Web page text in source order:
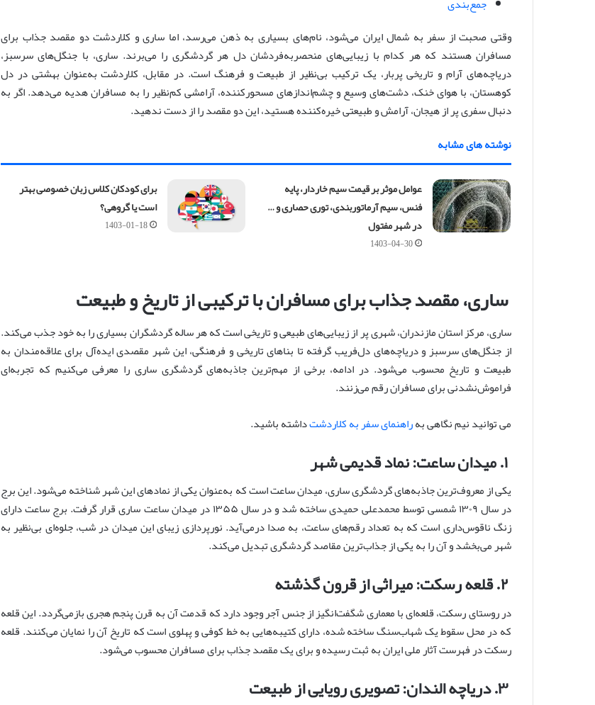
جمع‌بندی
وقتی صحبت از سفر به شمال ایران می‌شود، نام‌های بسیاری به ذهن می‌رسد، اما ساری و کلاردشت دو مقصد جذاب برای
مسافران هستند که هر کدام با زیبایی‌های منحصربه‌فردشان دل هر گردشگری را می‌برند. ساری، با جنگل‌های سرسبز،
دریاچه‌های آرام و تاریخی پربار، یک ترکیب بی‌نظیر از طبیعت و فرهنگ است. در مقابل، کلاردشت به‌عنوان بهشتی در دل
کوهستان، با هوای خنک، دشت‌های وسیع و چشم‌اندازهای مسحورکننده، آرامشی کم‌نظیر را به مسافران هدیه می‌دهد. اگر به
دنبال سفری پر از هیجان، آرامش و طبیعتی خیره‌کننده هستید، این دو مقصد را از دست ندهید.
نوشته های مشابه
عوامل موثر بر قیمت سیم خاردار، پایه
فنس، سیم آرماتوربندی، توری حصاری و …
در شهر مفتول
1403-04-30
برای کودکان کلاس زبان خصوصی بهتر
است یا گروهی؟
1403-01-18
ساری، مقصد جذاب برای مسافران با ترکیبی از تاریخ و طبیعت
ساری، مرکز استان مازندران، شهری پر از زیبایی‌های طبیعی و تاریخی است که هر ساله گردشگران بسیاری را به خود جذب می‌کند.
از جنگل‌های سرسبز و دریاچه‌های دل‌فریب گرفته تا بناهای تاریخی و فرهنگی، این شهر مقصدی ایده‌آل برای علاقه‌مندان به
طبیعت و تاریخ محسوب می‌شود. در ادامه، برخی از مهم‌ترین جاذبه‌های گردشگری ساری را معرفی می‌کنیم که تجربه‌ای
فراموش‌نشدنی برای مسافران رقم می‌زنند.
می توانید نیم نگاهی بهراهنمای سفر به کلاردشتداشته باشید.
یکی از معروف‌ترین جاذبه‌های گردشگری ساری، میدان ساعت است که به‌عنوان یکی از نمادهای این شهر شناخته می‌شود. این برج
در سال ۱۳۰۹ شمسی توسط محمدعلی حمیدی ساخته شد و در سال ۱۳۵۵ در میدان ساعت ساری قرار گرفت. برج ساعت دارای
زنگ ناقوس‌داری است که به تعداد رقم‌های ساعت، به صدا درمی‌آید. نورپردازی زیبای این میدان در شب، جلوه‌ای بی‌نظیر به
شهر می‌بخشد و آن را به یکی از جذاب‌ترین مقاصد گردشگری تبدیل می‌کند.
در روستای رسکت، قلعه‌ای با معماری شگفت‌انگیز از جنس آجر وجود دارد که قدمت آن به قرن پنجم هجری بازمی‌گردد. این قلعه
که در محل سقوط یک شهاب‌سنگ ساخته شده، دارای کتیبه‌هایی به خط کوفی و پهلوی است که تاریخ آن را نمایان می‌کنند. قلعه
رسکت در فهرست آثار ملی ایران به ثبت رسیده و برای یک مقصد جذاب برای مسافران محسوب می‌شود.